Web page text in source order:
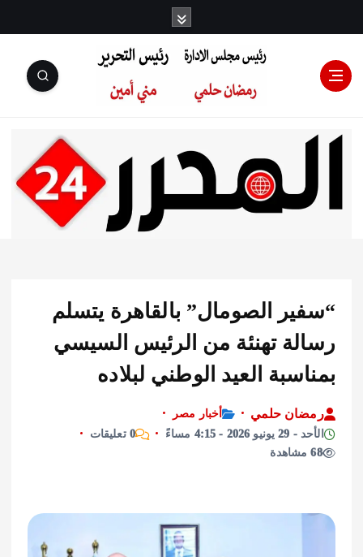
رئيس مجلس
الإدارة: رمضان
التحرير:مني أمين
الصومال” بالقاهرة يتسلم
تهنئة من الرئيس السيسي
العيد الوطني لبلاده
حلمي
أخبار مصر
0 تعليقات